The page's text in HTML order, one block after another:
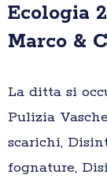
Ecologia
Marco &
La ditta si
Pulizia
scarichi,
fognature,